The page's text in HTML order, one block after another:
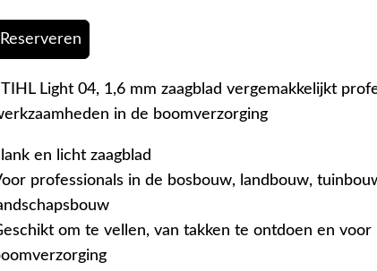
Reserveren
Light 04, 1,6 mm zaagblad vergemakkelijkt
in de boomverzorging
en licht zaagblad
professionals in de bosbouw, landbouw,
om te vellen, van takken te ontdoen en voor